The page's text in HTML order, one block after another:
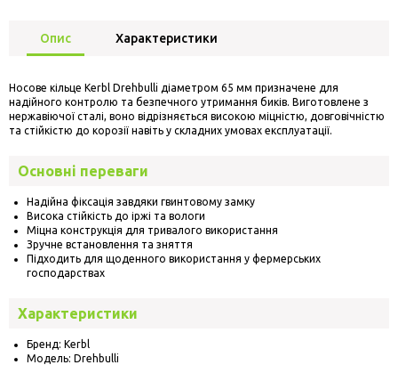
Опис Характеристики
Носове кільце Kerbl Drehbulli діаметром 65 мм призначене для
надійного контролю та безпечного утримання биків. Виготовлене з
нержавіючої сталі, воно відрізняється високою міцністю, довговічністю
та стійкістю до корозії навіть у складних умовах експлуатації.
Основні переваги
Надійна фіксація завдяки гвинтовому замку
Висока стійкість до іржі та вологи
Міцна конструкція для тривалого використання
Зручне встановлення та зняття
Підходить для щоденного використання у фермерських
господарствах
Характеристики
Бренд: Kerbl
Модель: Drehbulli